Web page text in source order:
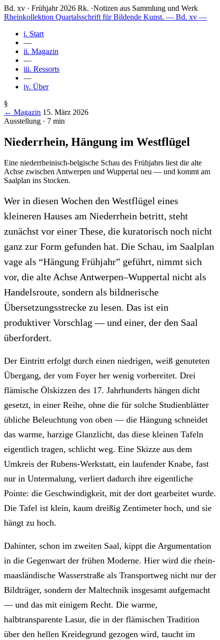
Bd. xv · Frühjahr 2026 Rk. ·Notizen aus Sammlung und Werk
Rheinkollektion Quartalsschrift für Bildende Kunst. — Bd. xv —
i. Start
—
ii. Magazin
—
iii. Ressorts
—
iv. Über
§
← Magazin 15. März 2026
Ausstellung · 7 min
Niederrhein, Hängung im Westflügel
Eine niederrheinisch-belgische Schau des Frühjahrs liest die alte
Achse zwischen Antwerpen und Wuppertal neu — und kommt am
Saalplan ins Stocken.
Wer in diesen Wochen den Westflügel eines
kleineren Hauses am Niederrhein betritt, steht
zunächst vor einer These, die kuratorisch noch nicht
ganz zur Form gefunden hat. Die Schau, im Saalplan
vage als “Hängung Frühjahr” geführt, nimmt sich
vor, die alte Achse Antwerpen–Wuppertal nicht als
Handelsroute, sondern als bildnerische
Übersetzungsstrecke zu lesen. Das ist ein
produktiver Vorschlag — und einer, der den Saal
überfordert.
Der Eintritt erfolgt durch einen niedrigen, weiß genuteten
Übergang, der vom Foyer her wenig vorbereitet. Drei
flämische Ölskizzen des 17. Jahrhunderts hängen dicht
gesetzt, in einer Reihe, ohne die für solche Studienblätter
übliche Beleuchtung von oben — die Hängung schneidet
das warme, harzige Glanzlicht, das diese kleinen Tafeln
eigentlich tragen, schlicht weg. Eine Skizze aus dem
Umkreis der Rubens-Werkstatt, ein laufender Knabe, fast
nur in Untermalung, verliert dadurch ihre eigentliche
Pointe: die Geschwindigkeit, mit der dort gearbeitet wurde.
Die Tafel ist klein, kaum dreißig Zentimeter hoch, und sie
hängt zu hoch.
Dahinter, schon im zweiten Saal, kippt die Argumentation
in die Gegenwart der frühen Moderne. Hier wird die rhein-
maasländische Wasserstraße als Transportweg nicht nur der
Bildträger, sondern der Maltechnik insgesamt aufgemacht
— und das mit einigem Recht. Die warme,
halbtransparente Lasur, die in der flämischen Tradition
über den hellen Kreidegrund gezogen wird, taucht im